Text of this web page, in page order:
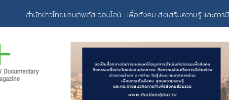
สำนักข่าวไทยแลนด์พลัส ออนไลน์... เพื่อสังคม ส่งเสริมความรู้ และการ